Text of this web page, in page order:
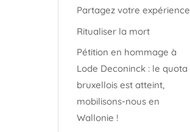
Partagez votre expérience
Ritualiser la mort
Pétition en hommage à
Lode Deconinck : le quota
bruxellois est atteint,
mobilisons-nous en
Wallonie !